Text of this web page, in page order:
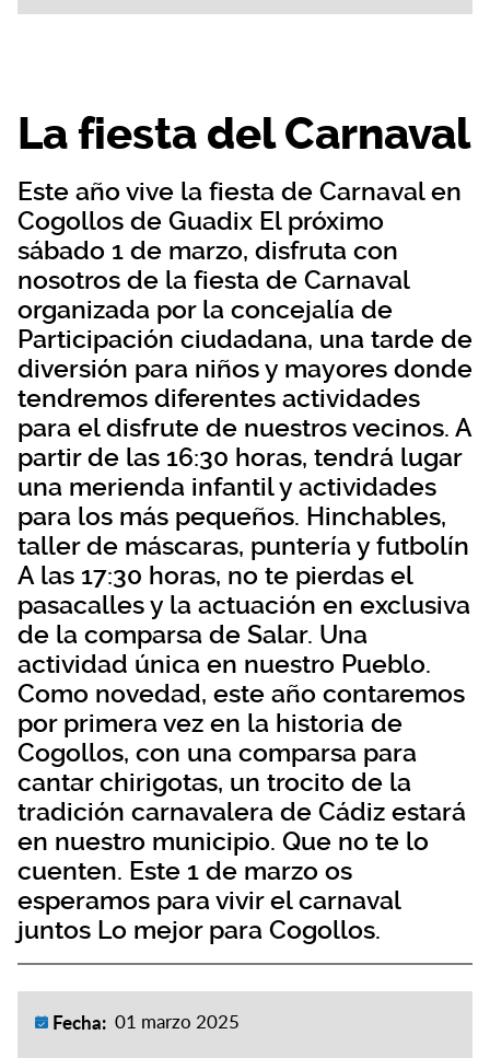
La fiesta del Carnaval
Este año vive la fiesta de Carnaval en
Cogollos de Guadix El próximo
sábado 1 de marzo, disfruta con
nosotros de la fiesta de Carnaval
organizada por la concejalía de
Participación ciudadana, una tarde de
diversión para niños y mayores donde
tendremos diferentes actividades
para el disfrute de nuestros vecinos. A
partir de las 16:30 horas, tendrá lugar
una merienda infantil y actividades
para los más pequeños. Hinchables,
taller de máscaras, puntería y futbolín
A las 17:30 horas, no te pierdas el
pasacalles y la actuación en exclusiva
de la comparsa de Salar. Una
actividad única en nuestro Pueblo.
Como novedad, este año contaremos
por primera vez en la historia de
Cogollos, con una comparsa para
cantar chirigotas, un trocito de la
tradición carnavalera de Cádiz estará
en nuestro municipio. Que no te lo
cuenten. Este 1 de marzo os
esperamos para vivir el carnaval
juntos Lo mejor para Cogollos.
Fecha: 01 marzo 2025